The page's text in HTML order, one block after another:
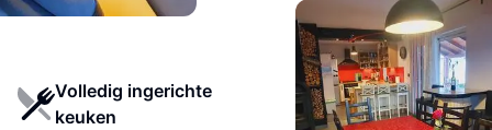
Volledig ingerichte
keuken